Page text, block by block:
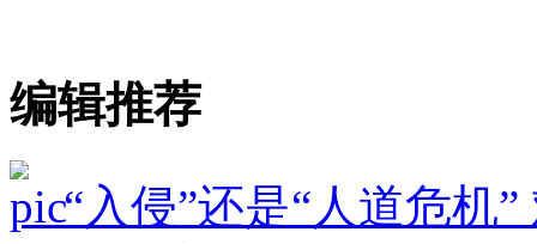
编辑推荐
“入侵”还是“人道危机